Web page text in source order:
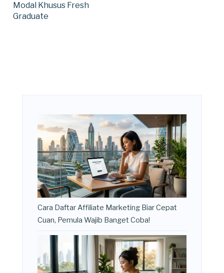
Modal Khusus Fresh
Graduate
Cara Daftar Affiliate Marketing Biar Cepat
Cuan, Pemula Wajib Banget Coba!